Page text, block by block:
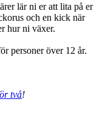
lär ni er att lita på er
och en kick när
hur ni växer.
personer över 12 år.
två!